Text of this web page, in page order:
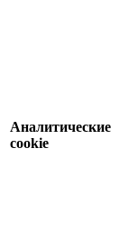
Аналитические
cookie